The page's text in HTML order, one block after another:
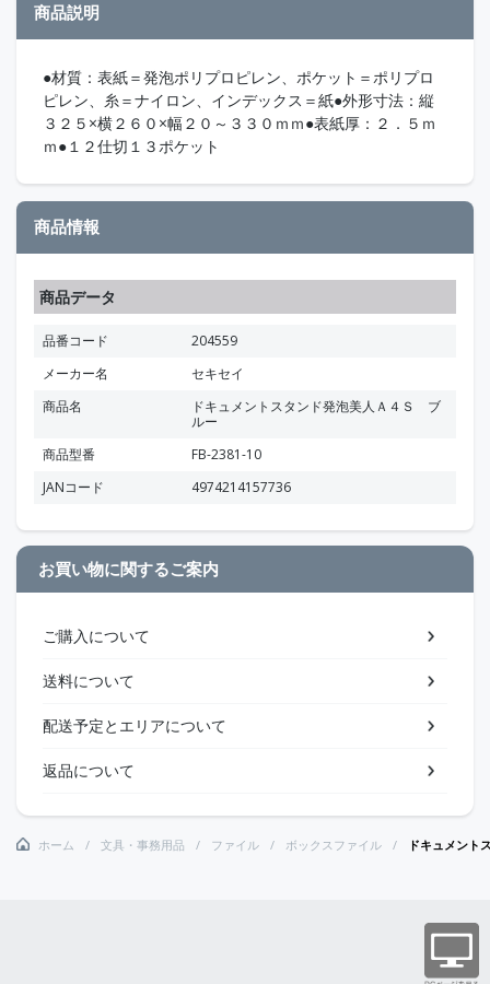
商品説明
●材質：表紙＝発泡ポリプロピレン、ポケット＝ポリプロ
ピレン、糸＝ナイロン、インデックス＝紙●外形寸法：縦
３２５×横２６０×幅２０～３３０ｍｍ●表紙厚：２．５ｍ
ｍ●１２仕切１３ポケット
商品情報
商品データ
品番コード
204559
メーカー名
セキセイ
商品名
ドキュメントスタンド発泡美人Ａ４Ｓ ブ
ルー
商品型番
FB-2381-10
JANコード
4974214157736
お買い物に関するご案内
ご購入について
送料について
配送予定とエリアについて
返品について
ホーム 文具・事務用品 ファイル ボックスファイル ドキュメント